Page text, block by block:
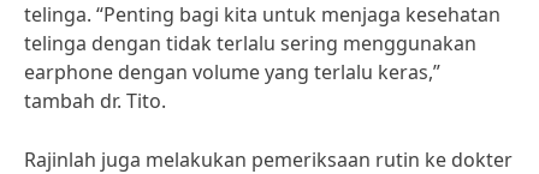
telinga. “Penting bagi kita untuk menjaga kesehatan
telinga dengan tidak terlalu sering menggunakan
earphone dengan volume yang terlalu keras,”
tambah dr. Tito.
Rajinlah juga melakukan pemeriksaan rutin ke dokter